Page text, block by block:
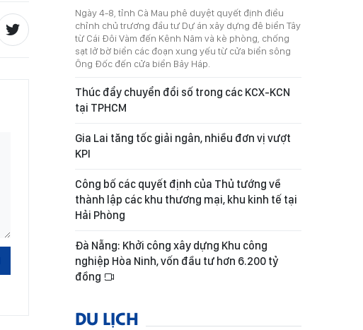
Ngày 4-8, tỉnh Cà Mau phê duyệt quyết định điều
chỉnh chủ trương đầu tư Dự án xây dựng đê biển Tây
từ Cái Đôi Vàm đến Kênh Năm và kè phòng, chống
sạt lở bờ biển các đoạn xung yếu từ cửa biển sông
Ông Đốc đến cửa biển Bảy Háp.
Thúc đẩy chuyển đổi số trong các KCX-KCN
tại TPHCM
Gia Lai tăng tốc giải ngân, nhiều đơn vị vượt
KPI
Công bố các quyết định của Thủ tướng về
thành lập các khu thương mại, khu kinh tế tại
Hải Phòng
Đà Nẵng: Khởi công xây dựng Khu công
nghiệp Hòa Ninh, vốn đầu tư hơn 6.200 tỷ
đồng
DU LỊCH